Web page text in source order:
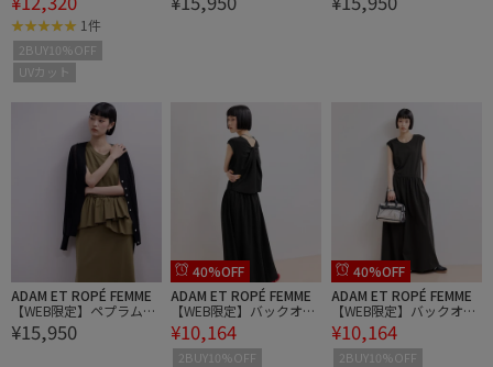
ス/接触冷感/UVカット
1件
2BUY10%OFF
UVカット
ADAM ET ROPÉ FEMME
【WEB限定】ペプラムロ
ングワンピース
¥15,950
40%OFF
ADAM ET ROPÉ FEMME
【WEB限定】バックオー
プンマキシワンピース
¥10,164
2BUY10%OFF
40%OFF
ADAM ET ROPÉ FEMME
【WEB限定】バックオー
プンマキシワンピース
¥10,164
2BUY10%OFF